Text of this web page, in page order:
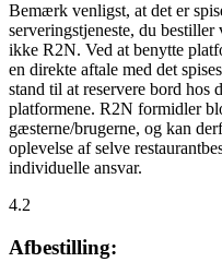
Bemærk venligst, at det er
serveringstjeneste, du
ikke R2N. Ved at benytte
en direkte aftale med det
stand til at reservere bord hos
platformene. R2N formidler
gæsterne/brugerne, og kan
oplevelse af selve
individuelle ansvar.
4.2
Afbestilling: